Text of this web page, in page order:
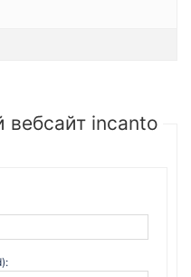
вебсайт incanto